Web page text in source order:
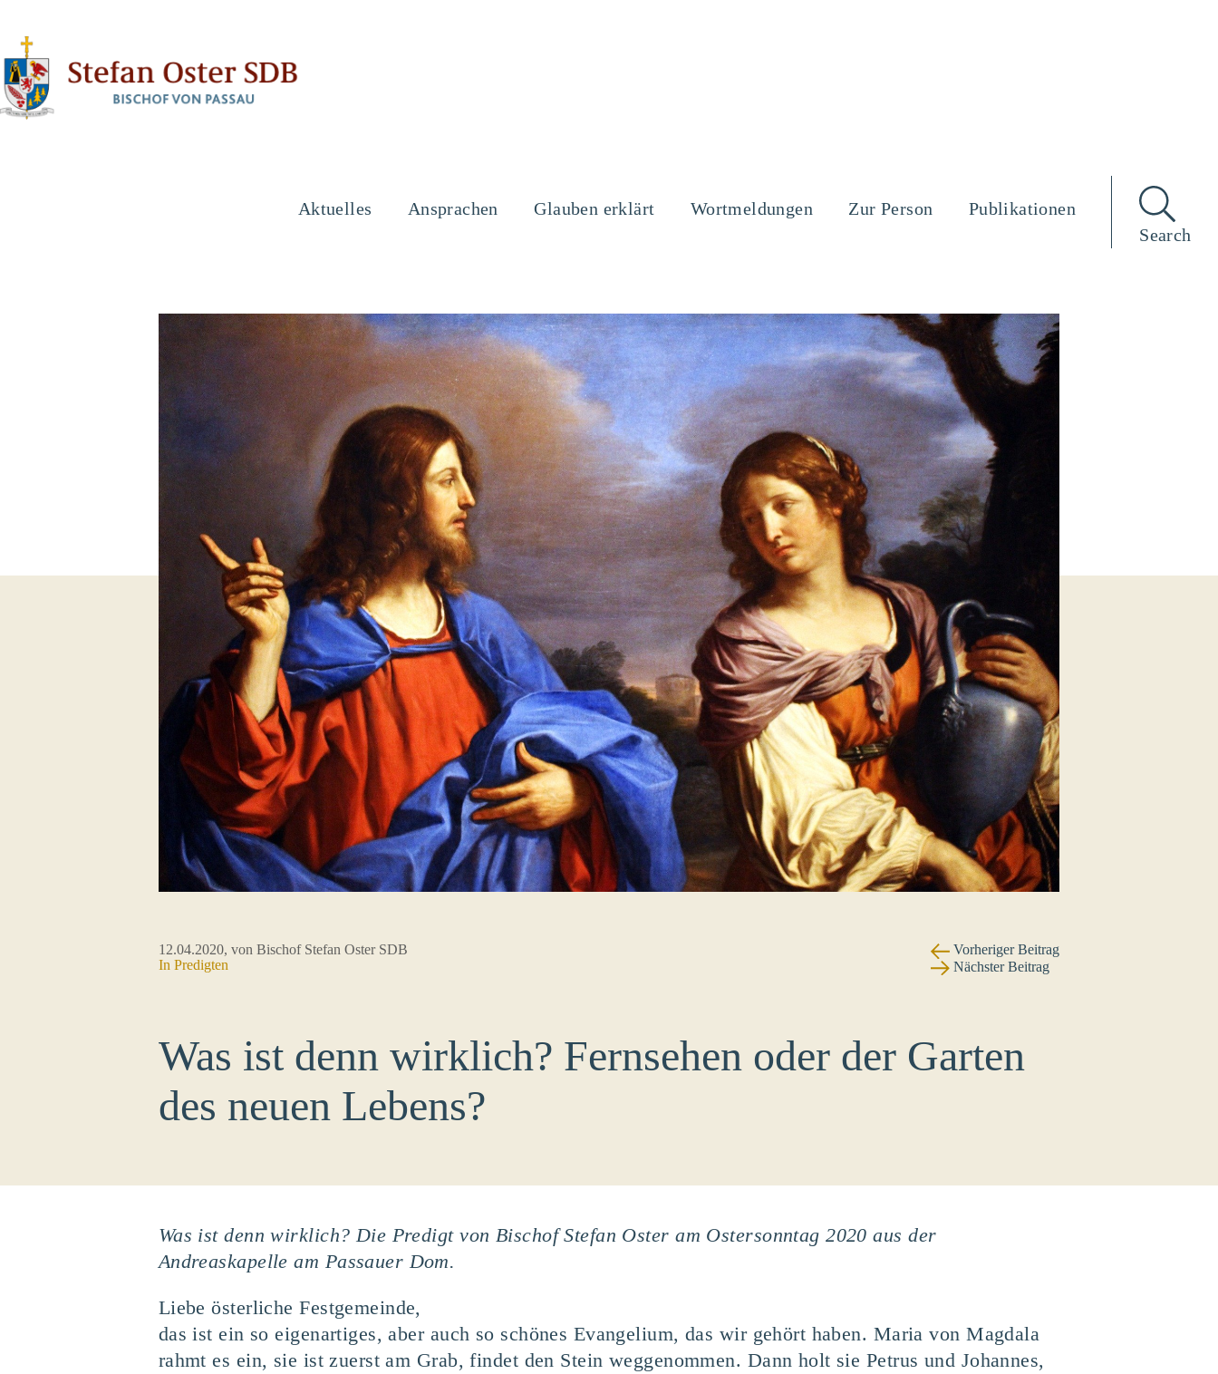
Aktuelles Ansprachen Glauben erklärt Wortmeldungen Zur Person
Publikationen
Search
12.04.2020, von Bischof Stefan Oster SDB
In Predigten
Vorheriger Beitrag
Nächster Beitrag
Was ist denn wirklich? Fernsehen oder der Garten
des neuen Lebens?
Was ist denn wirklich? Die Predigt von Bischof Stefan Oster am Ostersonntag 2020 aus der
Andreaskapelle am Passauer Dom.
Liebe österliche Festgemeinde,
das ist ein so eigenartiges, aber auch so schönes Evangelium, das wir gehört haben. Maria von Magdala
rahmt es ein, sie ist zuerst am Grab, findet den Stein weggenommen. Dann holt sie Petrus und Johannes,